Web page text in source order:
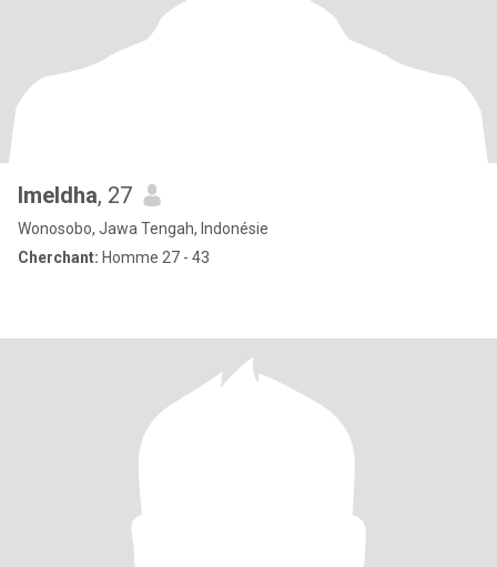
Imeldha, 27
Wonosobo, Jawa Tengah, Indonésie
Cherchant: Homme 27 - 43